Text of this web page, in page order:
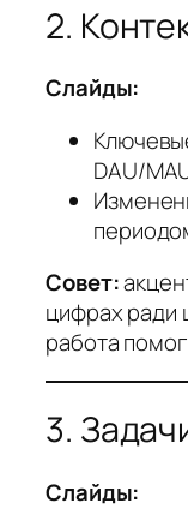
2.
Слайды:
DAU/
Совет:
цифрах ради
работа
3.
Слайды: